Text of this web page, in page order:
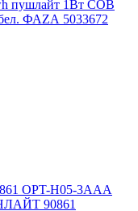
пушлайт 1Вт COB
ФАZА 5033672